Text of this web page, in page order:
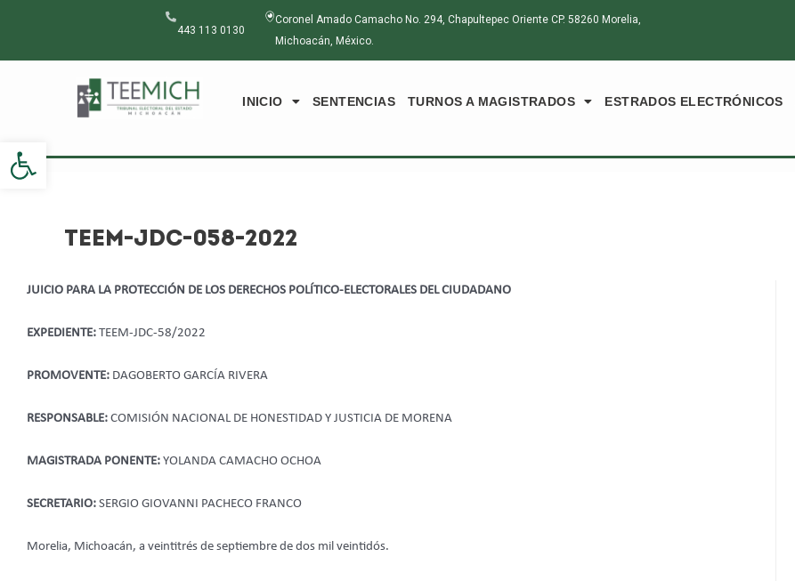
Abrir barra de herramientas
443 113 0130
Coronel Amado Camacho No. 294, Chapultepec Oriente CP. 58260 Morelia,
Michoacán, México.
INICIO SENTENCIAS TURNOS A MAGISTRADOS ESTRADOS ELECTRÓNICOS
TEEM-JDC-058-2022
JUICIO PARA LA PROTECCIÓN DE LOS DERECHOS POLÍTICO-ELECTORALES DEL CIUDADANO
EXPEDIENTE: TEEM-JDC-58/2022
PROMOVENTE: DAGOBERTO GARCÍA RIVERA
RESPONSABLE: COMISIÓN NACIONAL DE HONESTIDAD Y JUSTICIA DE MORENA
MAGISTRADA PONENTE: YOLANDA CAMACHO OCHOA
SECRETARIO: SERGIO GIOVANNI PACHECO FRANCO
Morelia, Michoacán, a veintitrés de septiembre de dos mil veintidós.